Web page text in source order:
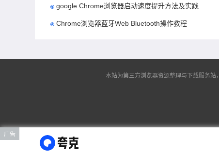
google Chrome浏览器启动速度提升方法及实践
Chrome浏览器蓝牙Web Bluetooth操作教程
本站为第三方浏览器资源整理与下载服务站
广告